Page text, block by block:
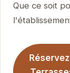
Que ce soit